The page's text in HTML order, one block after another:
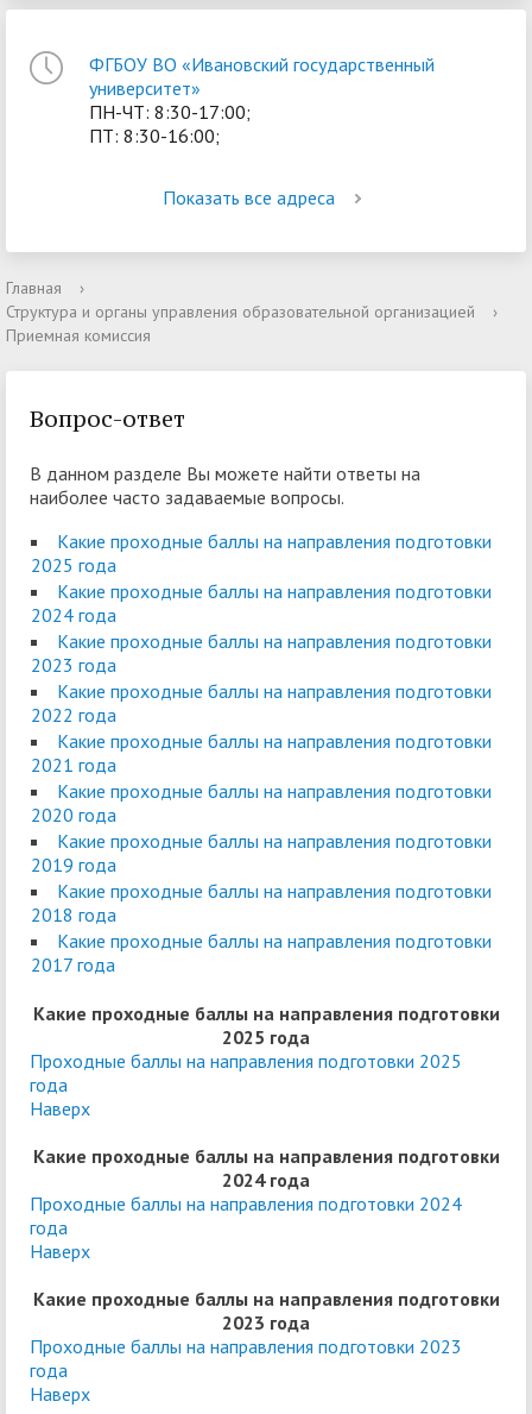
ФГБОУ ВО «Ивановский государственный
университет»
ПН-ЧТ: 8:30-17:00;
ПТ: 8:30-16:00;
Показать все адреса
Главная
›
Структура и органы управления образовательной организацией
›
Приемная комиссия
Вопрос-ответ
В данном разделе Вы можете найти ответы на
наиболее часто задаваемые вопросы.
Какие проходные баллы на направления подготовки
2025 года
Какие проходные баллы на направления подготовки
2024 года
Какие проходные баллы на направления подготовки
2023 года
Какие проходные баллы на направления подготовки
2022 года
Какие проходные баллы на направления подготовки
2021 года
Какие проходные баллы на направления подготовки
2020 года
Какие проходные баллы на направления подготовки
2019 года
Какие проходные баллы на направления подготовки
2018 года
Какие проходные баллы на направления подготовки
2017 года
Какие проходные баллы на направления подготовки
2025 года
Проходные баллы на направления подготовки 2025
года
Наверх
Какие проходные баллы на направления подготовки
2024 года
Проходные баллы на направления подготовки 2024
года
Наверх
Какие проходные баллы на направления подготовки
2023 года
Проходные баллы на направления подготовки 2023
года
Наверх